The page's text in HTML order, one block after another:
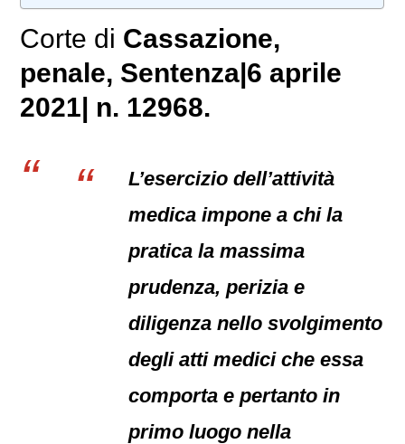
Corte di Cassazione,
penale, Sentenza|6 aprile
2021| n. 12968.
L’esercizio dell’attività
medica impone a chi la
pratica la massima
prudenza, perizia e
diligenza nello svolgimento
degli atti medici che essa
comporta e pertanto in
primo luogo nella